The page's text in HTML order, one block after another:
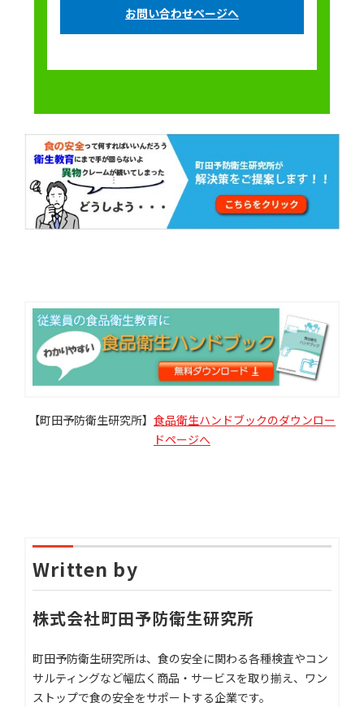
お問い合わせページへ
【町田予防衛生研究所】 食品衛生ハンドブックのダウンロー
ドページへ
Written by
株式会社町田予防衛生研究所
町田予防衛生研究所は、食の安全に関わる各種検査やコン
サルティングなど幅広く商品・サービスを取り揃え、ワン
ストップで食の安全をサポートする企業です。